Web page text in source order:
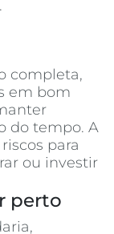
completa,
em bom
do tempo. A
para
ou investir
perto